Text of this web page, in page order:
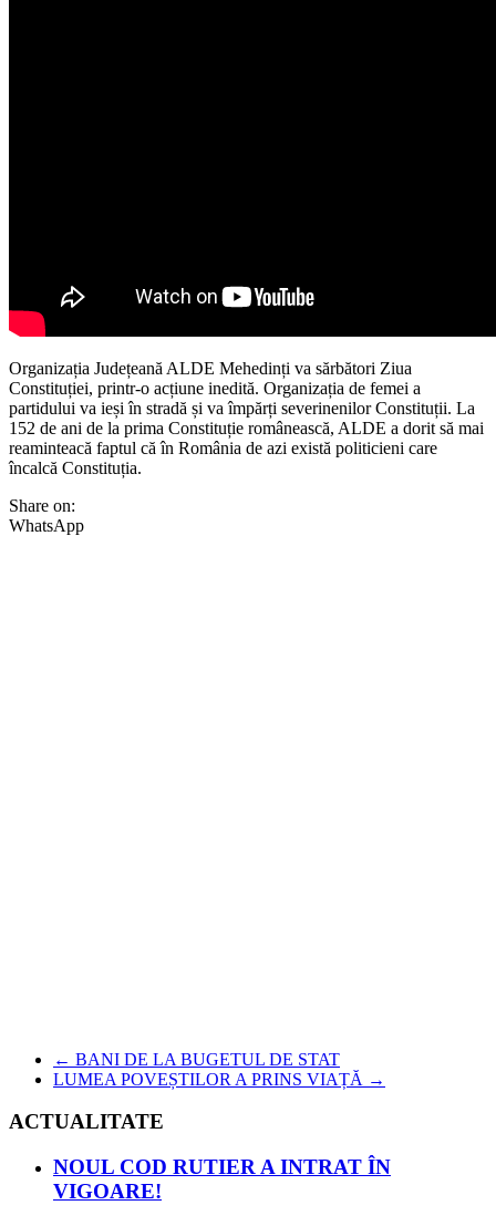
Organizația Județeană ALDE Mehedinți va sărbători Ziua
Constituției, printr-o acțiune inedită. Organizația de femei a
partidului va ieși în stradă și va împărți severinenilor Constituții. La
152 de ani de la prima Constituție românească, ALDE a dorit să mai
reaminteacă faptul că în România de azi există politicieni care
încalcă Constituția.
Share on:
WhatsApp
← BANI DE LA BUGETUL DE STAT
LUMEA POVEȘTILOR A PRINS VIAȚĂ →
ACTUALITATE
NOUL COD RUTIER A INTRAT ÎN
VIGOARE!